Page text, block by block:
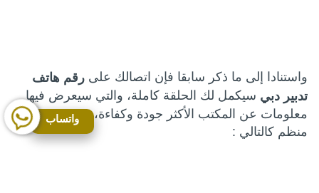
واستنادا إلى ما ذكر سابقا فإن اتصالك على رقم هاتف
تدبير دبي سيكمل لك الحلقة كاملة، والتي سيعرض فيها
معلومات عن المكتب الأكثر جودة وكفاءة، ضمن مخطط
منظم كالتالي :
واتساب